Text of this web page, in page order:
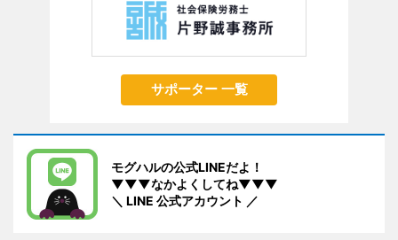
サポーター 一覧
モグハルの公式LINEだよ！
▼▼▼なかよくしてね▼▼▼
＼ LINE 公式アカウント ／